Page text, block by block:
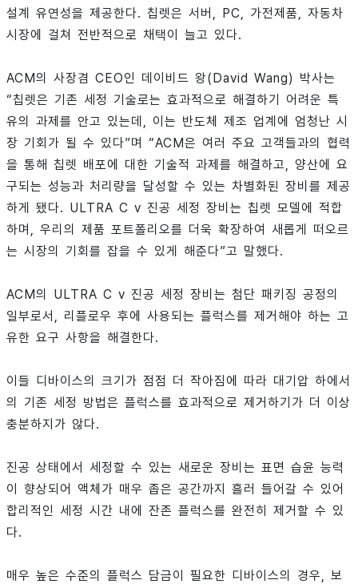
설계 유연성을 제공한다. 칩렛은 서버, PC, 가전제품, 자동차
시장에 걸쳐 전반적으로 채택이 늘고 있다.
ACM의 사장겸 CEO인 데이비드 왕(David Wang) 박사는
“칩렛은 기존 세정 기술로는 효과적으로 해결하기 어려운 특
유의 과제를 안고 있는데, 이는 반도체 제조 업계에 엄청난 시
장 기회가 될 수 있다”며 “ACM은 여러 주요 고객들과의 협력
을 통해 칩렛 배포에 대한 기술적 과제를 해결하고, 양산에 요
구되는 성능과 처리량을 달성할 수 있는 차별화된 장비를 제공
하게 됐다. ULTRA C v 진공 세정 장비는 칩렛 모델에 적합
하며, 우리의 제품 포트폴리오를 더욱 확장하여 새롭게 떠오르
는 시장의 기회를 잡을 수 있게 해준다”고 말했다.
ACM의 ULTRA C v 진공 세정 장비는 첨단 패키징 공정의
일부로서, 리플로우 후에 사용되는 플럭스를 제거해야 하는 고
유한 요구 사항을 해결한다.
이들 디바이스의 크기가 점점 더 작아짐에 따라 대기압 하에서
의 기존 세정 방법은 플럭스를 효과적으로 제거하기가 더 이상
충분하지가 않다.
진공 상태에서 세정할 수 있는 새로운 장비는 표면 습윤 능력
이 향상되어 액체가 매우 좁은 공간까지 흘러 들어갈 수 있어
합리적인 세정 시간 내에 잔존 플럭스를 완전히 제거할 수 있
다.
매우 높은 수준의 플럭스 담금이 필요한 디바이스의 경우, 보